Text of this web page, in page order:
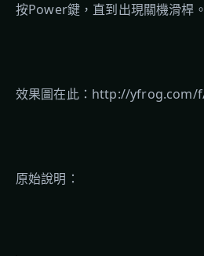
按Power鍵，直到出現關機滑桿。
效果圖在此：http://yfrog.com/
原始說明：